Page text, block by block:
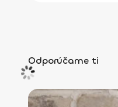
Odporúčame ti